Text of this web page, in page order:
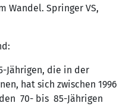
Wandel. Springer VS,
Jährigen, die in der
hat sich zwischen 1996
70- bis 85-Jährigen